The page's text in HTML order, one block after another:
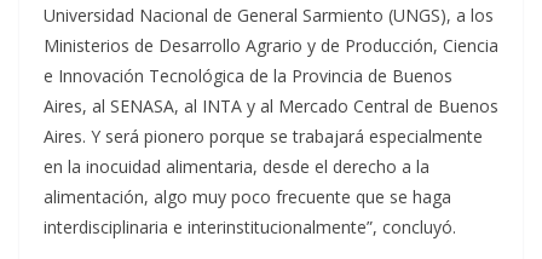
Universidad Nacional de General Sarmiento (UNGS), a los
Ministerios de Desarrollo Agrario y de Producción, Ciencia
e Innovación Tecnológica de la Provincia de Buenos
Aires, al SENASA, al INTA y al Mercado Central de Buenos
Aires. Y será pionero porque se trabajará especialmente
en la inocuidad alimentaria, desde el derecho a la
alimentación, algo muy poco frecuente que se haga
interdisciplinaria e interinstitucionalmente”, concluyó.